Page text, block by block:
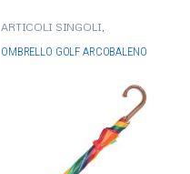
ARTICOLI SINGOLI,
OMBRELLI
OMBRELLO GOLF ARCOBALENO